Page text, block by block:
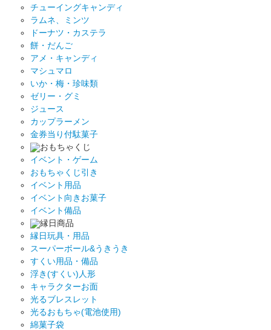
チューイングキャンディ
ラムネ、ミンツ
ドーナツ・カステラ
餅・だんご
アメ・キャンディ
マシュマロ
いか・梅・珍味類
ゼリー・グミ
ジュース
カップラーメン
金券当り付駄菓子
おもちゃくじ
イベント・ゲーム
おもちゃくじ引き
イベント用品
イベント向きお菓子
イベント備品
縁日商品
縁日玩具・用品
スーパーボール&うきうき
すくい用品・備品
浮き(すくい)人形
キャラクターお面
光るブレスレット
光るおもちゃ(電池使用)
綿菓子袋